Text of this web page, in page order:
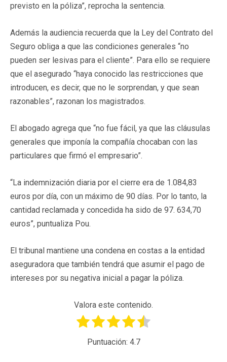
previsto en la póliza”, reprocha la sentencia.
Además la audiencia recuerda que la Ley del Contrato del
Seguro obliga a que las condiciones generales “no
pueden ser lesivas para el cliente”. Para ello se requiere
que el asegurado “haya conocido las restricciones que
introducen, es decir, que no le sorprendan, y que sean
razonables”, razonan los magistrados.
El abogado agrega que “no fue fácil, ya que las cláusulas
generales que imponía la compañía chocaban con las
particulares que firmó el empresario”.
“La indemnización diaria por el cierre era de 1.084,83
euros por día, con un máximo de 90 días. Por lo tanto, la
cantidad reclamada y concedida ha sido de 97. 634,70
euros”, puntualiza Pou.
El tribunal mantiene una condena en costas a la entidad
aseguradora que también tendrá que asumir el pago de
intereses por su negativa inicial a pagar la póliza.
Valora este contenido.
Puntuación: 4.7